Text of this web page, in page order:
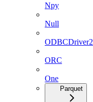
Npy
Null
ODBCDriver2
ORC
One
Parquet